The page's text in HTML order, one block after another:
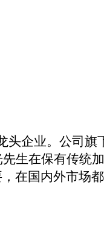
企业。公司
生在保有传统
在国内外市场